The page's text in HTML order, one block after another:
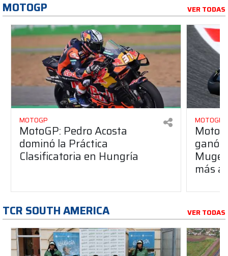
MOTOGP VER TODAS
MOTOGP
MotoGP: Pedro Acosta
dominó la Práctica
Clasificatoria en Hungría
MOTOGP
ganó
más
TCR SOUTH AMERICA VER TODAS